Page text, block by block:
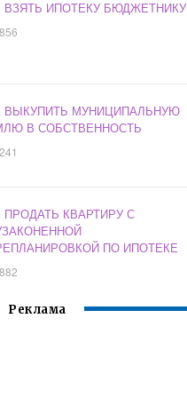
ВЗЯТЬ ИПОТЕКУ БЮДЖЕТНИКУ
ВЫКУПИТЬ МУНИЦИПАЛЬНУЮ
В СОБСТВЕННОСТЬ
ПРОДАТЬ КВАРТИРУ С
ПО ИПОТЕКЕ
Реклама